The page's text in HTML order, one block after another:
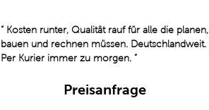
“ Kosten runter, Qualität rauf für alle die planen,
bauen und rechnen müssen. Deutschlandweit.
Per Kurier immer zu morgen. ”
Preisanfrage